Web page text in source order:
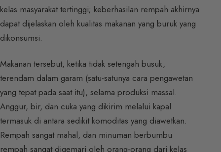
kelas masyarakat tertinggi; keberhasilan rempah akhirnya
dapat dijelaskan oleh kualitas makanan yang buruk yang
dikonsumsi.
Makanan tersebut, ketika tidak setengah busuk,
terendam dalam garam (satu-satunya cara pengawetan
yang tepat pada saat itu), selama produksi massal.
Anggur, bir, dan cuka yang dikirim melalui kapal
termasuk di antara sedikit komoditas yang diawetkan.
Rempah sangat mahal, dan minuman berbumbu
rempah sangat digemari oleh orang-orang dari kelas